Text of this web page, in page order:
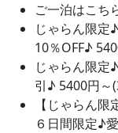
ご一泊はこち
じゃらん限
10％OFF♪
じゃらん限定
引♪ 5400円～
【じゃらん
６日間限定♪